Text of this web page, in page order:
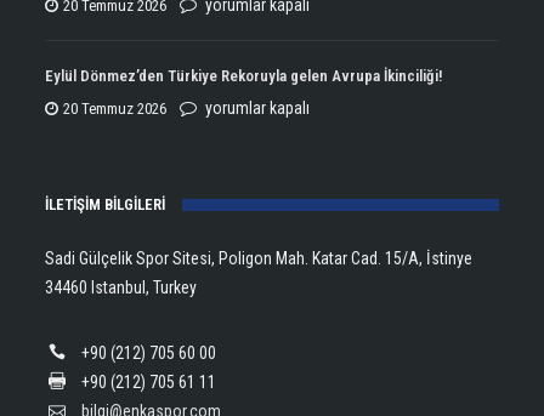
20 Temmuz 2026
Şampiyonu
Lanlana
yorumlar kapalı
Eylül Dönmez’den Türkiye Rekoruyla gelen Avrupa İkinciliği!
20 Temmuz 2026
Eylül
Rekoruyla
Avrupa
yorumlar kapalı
İLETİŞİM BİLGİLERİ
Sadi Gülçelik Spor Sitesi, Poligon Mah. Katar Cad. 15/A, İstinye
34460 Istanbul, Turkey
+90 (212) 705 60 00
+90 (212) 705 61 11
bilgi@enkaspor.com